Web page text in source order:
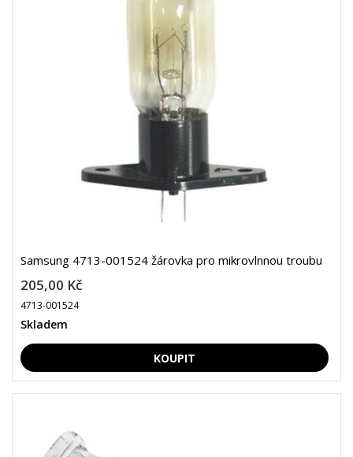
Samsung 4713-001524 žárovka pro mikrovlnnou troubu
205,00 Kč
4713-001524
Skladem